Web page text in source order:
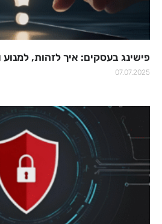
פישינג בעסקים: איך לזהות, למנוע
07.07.2025